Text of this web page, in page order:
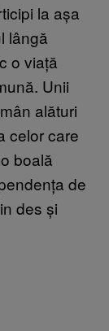
la așa
lângă
o viață
Unii
alături
celor care
boală
de
des și